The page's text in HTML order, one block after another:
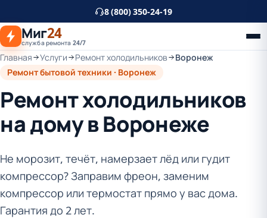
основному
контенту
8 (800) 350-24-19
Миг24
служба ремонта 24/7
Главная Услуги Ремонт холодильников
Воронеж
Ремонт бытовой техники · Воронеж
Ремонт холодильников
на дому в Воронеже
Не морозит, течёт, намерзает лёд или гудит
компрессор? Заправим фреон, заменим
компрессор или термостат прямо у вас дома.
Гарантия до 2 лет.